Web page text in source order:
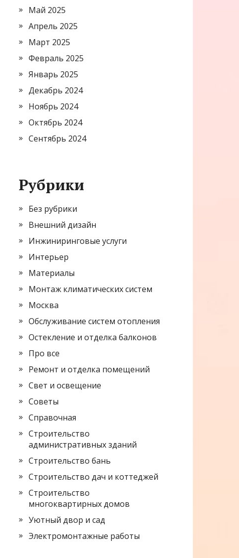
Май 2025
Апрель 2025
Март 2025
Февраль 2025
Январь 2025
Декабрь 2024
Ноябрь 2024
Октябрь 2024
Сентябрь 2024
Рубрики
Без рубрики
Внешний дизайн
Инжиниринговые услуги
Интерьер
Материалы
Монтаж климатических систем
Москва
Обслуживание систем отопления
Остекление и отделка балконов
Про все
Ремонт и отделка помещений
Свет и освещение
Советы
Справочная
Строительство
административных зданий
Строительство бань
Строительство дач и коттеджей
Строительство
многоквартирных домов
Уютный двор и сад
Электромонтажные работы